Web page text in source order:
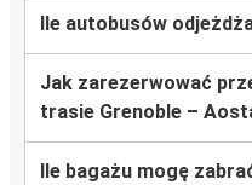
Ile autobusów
Jak zarezerwować
trasie Grenoble –
Ile bagażu mogę